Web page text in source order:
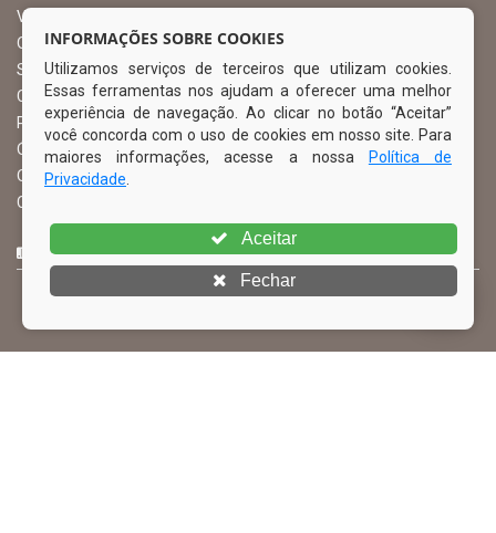
Vice Prefeito
Ouvidoria Municipal
Serviço de Informação ao Cidadão – SIC
Chefe de Gabinete
Procuradoria Geral
Órgão de Controle Interno
Organograma
Comissão Permanente de Licitação – CPL
CURTA NOSSA FAN PAGE
INFORMAÇÕES SOBRE COOKIES
Utilizamos serviços de terceiros que utilizam cookies.
Essas ferramentas nos ajudam a oferecer uma melhor
experiência de navegação. Ao clicar no botão “Aceitar”
você concorda com o uso de cookies em nosso site. Para
maiores informações, acesse a nossa
Política de
Privacidade
Aceitar
Fechar